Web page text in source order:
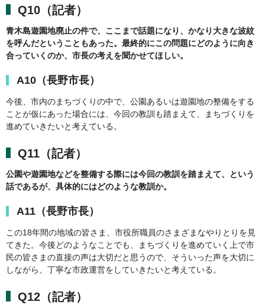
Q10（記者）
青木島遊園地廃止の件で、ここまで話題になり、かなり大きな波紋
を呼んだということもあった。最終的にこの問題にどのように向き
合っていくのか、市長の考えを聞かせてほしい。
A10（長野市長）
今後、市内のまちづくりの中で、公園あるいは遊園地の整備をする
ことが仮にあった場合には、今回の教訓も踏まえて、まちづくりを
進めていきたいと考えている。
Q11（記者）
公園や遊園地などを整備する際には今回の教訓を踏まえて、という
話であるが、具体的にはどのような教訓か。
A11（長野市長）
この18年間の地域の皆さま、市役所職員のさまざまなやりとりを見
てきた。今後どのようなことでも、まちづくりを進めていく上で市
民の皆さまの直接の声は大切だと思うので、そういった声を大切に
しながら、丁寧な市政運営をしていきたいと考えている。
Q12（記者）